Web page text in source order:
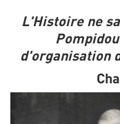
L'Histoire ne
d'organisation